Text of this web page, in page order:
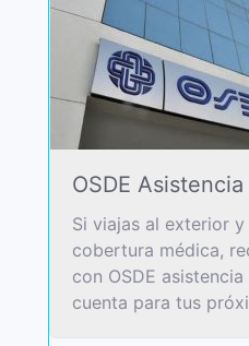
OSDE
Si viajas al exterior
cobertura médica,
con OSDE
cuenta para tus